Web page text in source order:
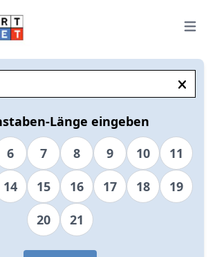
Open
Länge eingeben
6 7 8 9 10
11
14 15 16 17 18
19
20
21